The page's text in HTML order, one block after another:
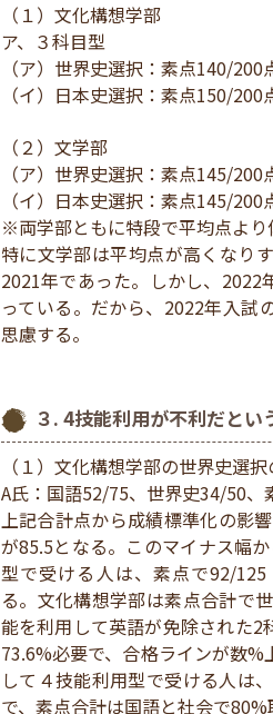
（１）文化構想学部
ア、３科目型
（ア）世界史選択：素点140/200
（イ）日本史選択：素点150/200
（２）文学部
（ア）世界史選択：素点145/200
（イ）日本史選択：素点145/200
※両学部ともに特段で平均点よ
特に文学部は平均点が高くなり
2021年であった。しかし、
っている。だから、2022年入試
思慮する。
３. 4技能利用が不利だとい
（１）文化構想学部の世界史選
A氏：国語52/75、世界史34/50、
上記合計点から成績標準化の影
が85.5となる。このマイナス幅
型で受ける人は、素点で92/
る。文化構想学部は素点合計で
能を利用して英語が免除された2
73.6%必要で、合格ラインが数
して４技能利用型で受ける人は
で、素点合計は国語と社会で